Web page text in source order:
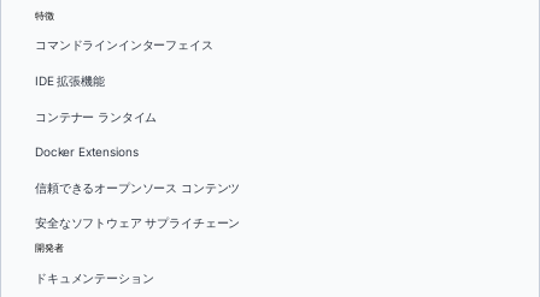
特徴
コマンドラインインターフェイス
IDE 拡張機能
コンテナー ランタイム
Docker Extensions
信頼できるオープンソース コンテンツ
安全なソフトウェア サプライチェーン
開発者
ドキュメンテーション